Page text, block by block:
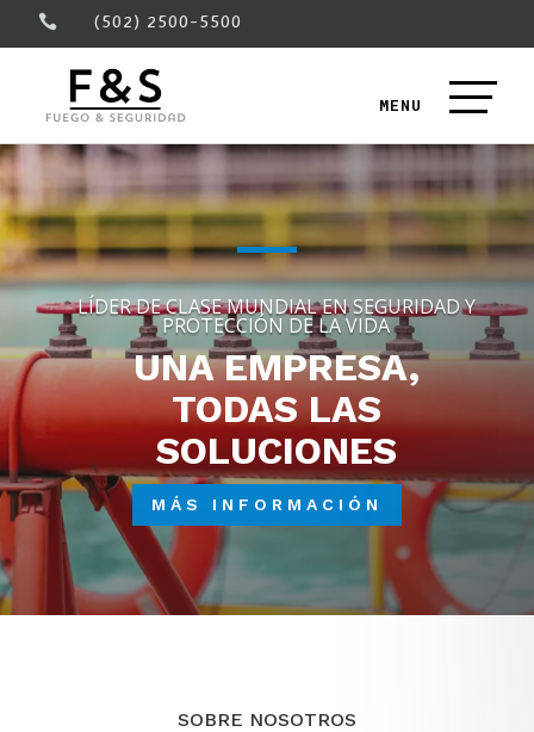
 (502) 2500-5500
LÍDER DE CLASE MUNDIAL EN SEGURIDAD Y
PROTECCIÓN DE LA VIDA
UNA EMPRESA,
TODAS LAS
SOLUCIONES
MÁS INFORMACIÓN
SOBRE NOSOTROS